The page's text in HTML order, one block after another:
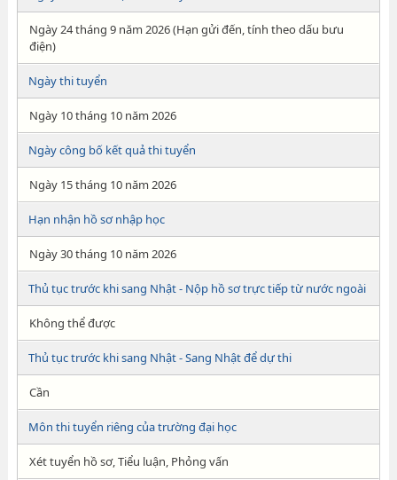
Ngày 24 tháng 9 năm 2026 (Hạn gửi đến, tính theo dấu bưu
điện)
Ngày thi tuyển
Ngày 10 tháng 10 năm 2026
Ngày công bố kết quả thi tuyển
Ngày 15 tháng 10 năm 2026
Hạn nhận hồ sơ nhập học
Ngày 30 tháng 10 năm 2026
Thủ tục trước khi sang Nhật - Nộp hồ sơ trực tiếp từ nước ngoài
Không thể được
Thủ tục trước khi sang Nhật - Sang Nhật để dự thi
Cần
Môn thi tuyển riêng của trường đại học
Xét tuyển hồ sơ, Tiểu luận, Phỏng vấn